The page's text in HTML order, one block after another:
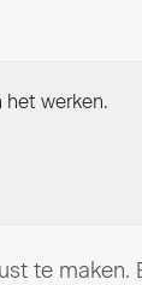
werken.
te maken.